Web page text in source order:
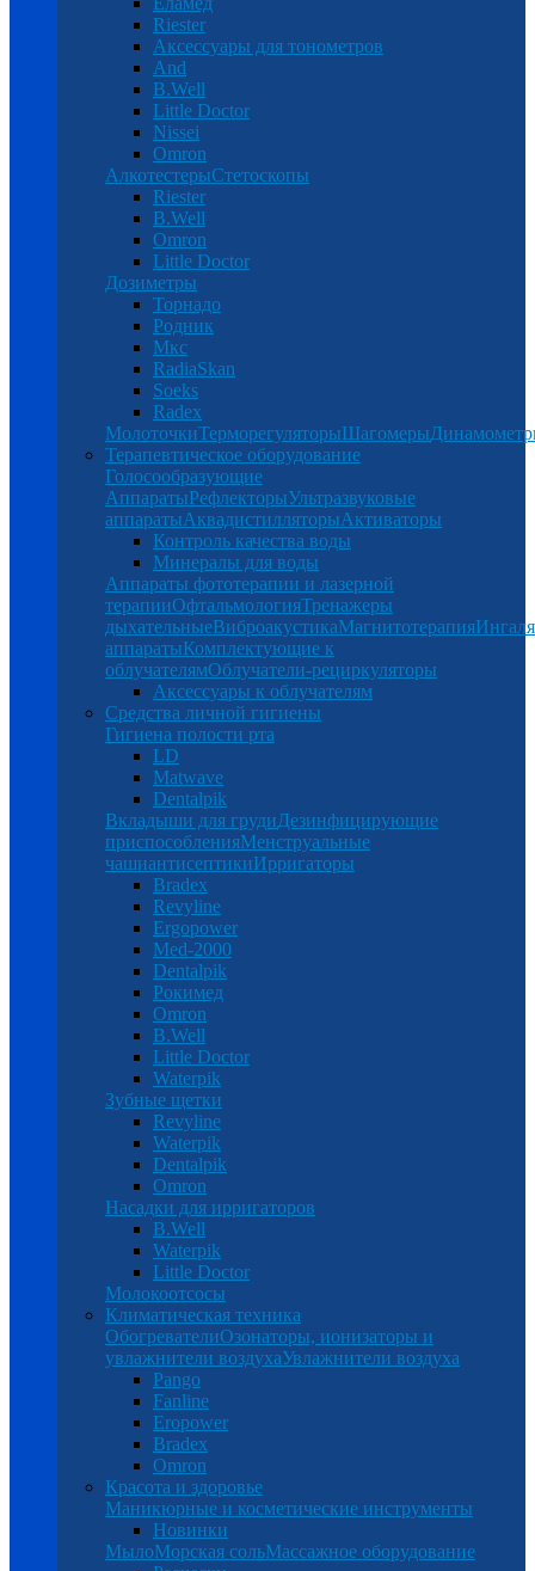
Riester
Аксессуары для тонометров
And
B.Well
Little Doctor
Nissei
Omron
АлкотестерыСтетоскопы
Riester
B.Well
Omron
Little Doctor
Дозиметры
Торнадо
Родник
Мкс
RadiaSkan
Soeks
Radex
МолоточкиТерморегуляторыШагомеры
Терапевтическое оборудование
Голосообразующие
АппаратыРефлекторыУльтразвуковые
аппаратыАквадистилляторыАктиваторы
Контроль качества воды
Минералы для воды
Аппараты фототерапии и лазерной
терапииОфтальмологияТренажеры
дыхательныеВиброакустикаМагнитотерапия
аппаратыКомплектующие к
облучателямОблучатели-рециркуляторы
Аксессуары к облучателям
Средства личной гигиены
Гигиена полости рта
LD
Matwave
Dentalpik
Вкладыши для грудиДезинфицирующие
приспособленияМенструальные
чашиантисептикиИрригаторы
Bradex
Revyline
Ergopower
Med-2000
Dentalpik
Рокимед
Omron
B.Well
Little Doctor
Waterpik
Зубные щетки
Revyline
Waterpik
Dentalpik
Omron
Насадки для ирригаторов
B.Well
Waterpik
Little Doctor
Молокоотсосы
Климатическая техника
ОбогревателиОзонаторы, ионизаторы и
увлажнители воздухаУвлажнители воздуха
Pango
Fanline
Eropower
Bradex
Omron
Красота и здоровье
Маникюрные и косметические инструменты
Новинки
МылоМорская сольМассажное оборудование